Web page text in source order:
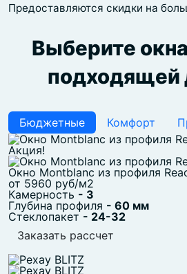
Предоставляются скидки на
Выберите
подходящей
Бюджетные Комфорт
Акция!
Окно Montblanc из профиля
от 5960 руб/м2
Камерность - 3
Глубина профиля - 60 мм
Стеклопакет - 24-32
Заказать рассчет